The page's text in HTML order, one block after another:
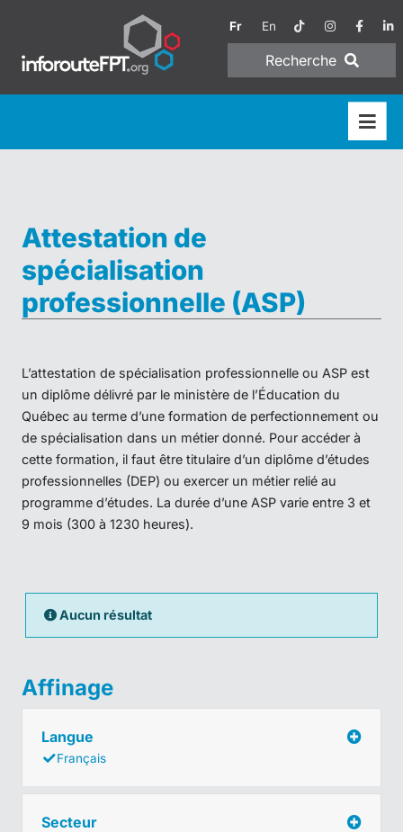
Fr En
Recherche
Attestation de
spécialisation
professionnelle (ASP)
L’attestation de spécialisation professionnelle ou ASP est
un diplôme délivré par le ministère de l’Éducation du
Québec au terme d’une formation de perfectionnement ou
de spécialisation dans un métier donné. Pour accéder à
cette formation, il faut être titulaire d’un diplôme d’études
professionnelles (DEP) ou exercer un métier relié au
programme d’études. La durée d’une ASP varie entre 3 et
9 mois (300 à 1230 heures).
Aucun résultat
Affinage
Langue
Français
Secteur